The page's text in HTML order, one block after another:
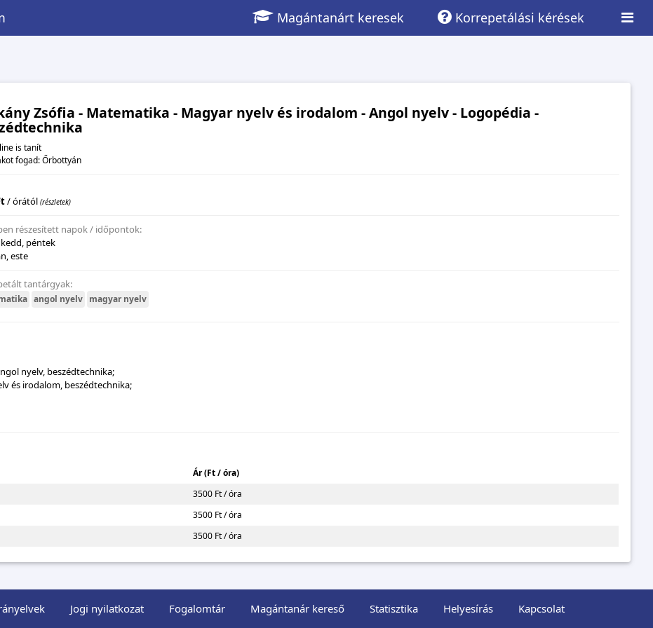
Korrepetálási kérések
Magántanárt keresek
Zsófia - Matematika - Magyar nyelv és irodalom - Angol nyelv - Logopédia -
is tanít
fogad: Őrbottyán
/ órától (részletek)
részesített napok / időpontok:
péntek
este
tantárgyak:
angol nyelv magyar nyelv
nyelv, beszédtechnika;
és irodalom, beszédtechnika;
Ár (Ft / óra)
3500 Ft / óra
3500 Ft / óra
3500 Ft / óra
Jogi nyilatkozat Fogalomtár Magántanár kereső Statisztika Helyesírás Kapcsolat